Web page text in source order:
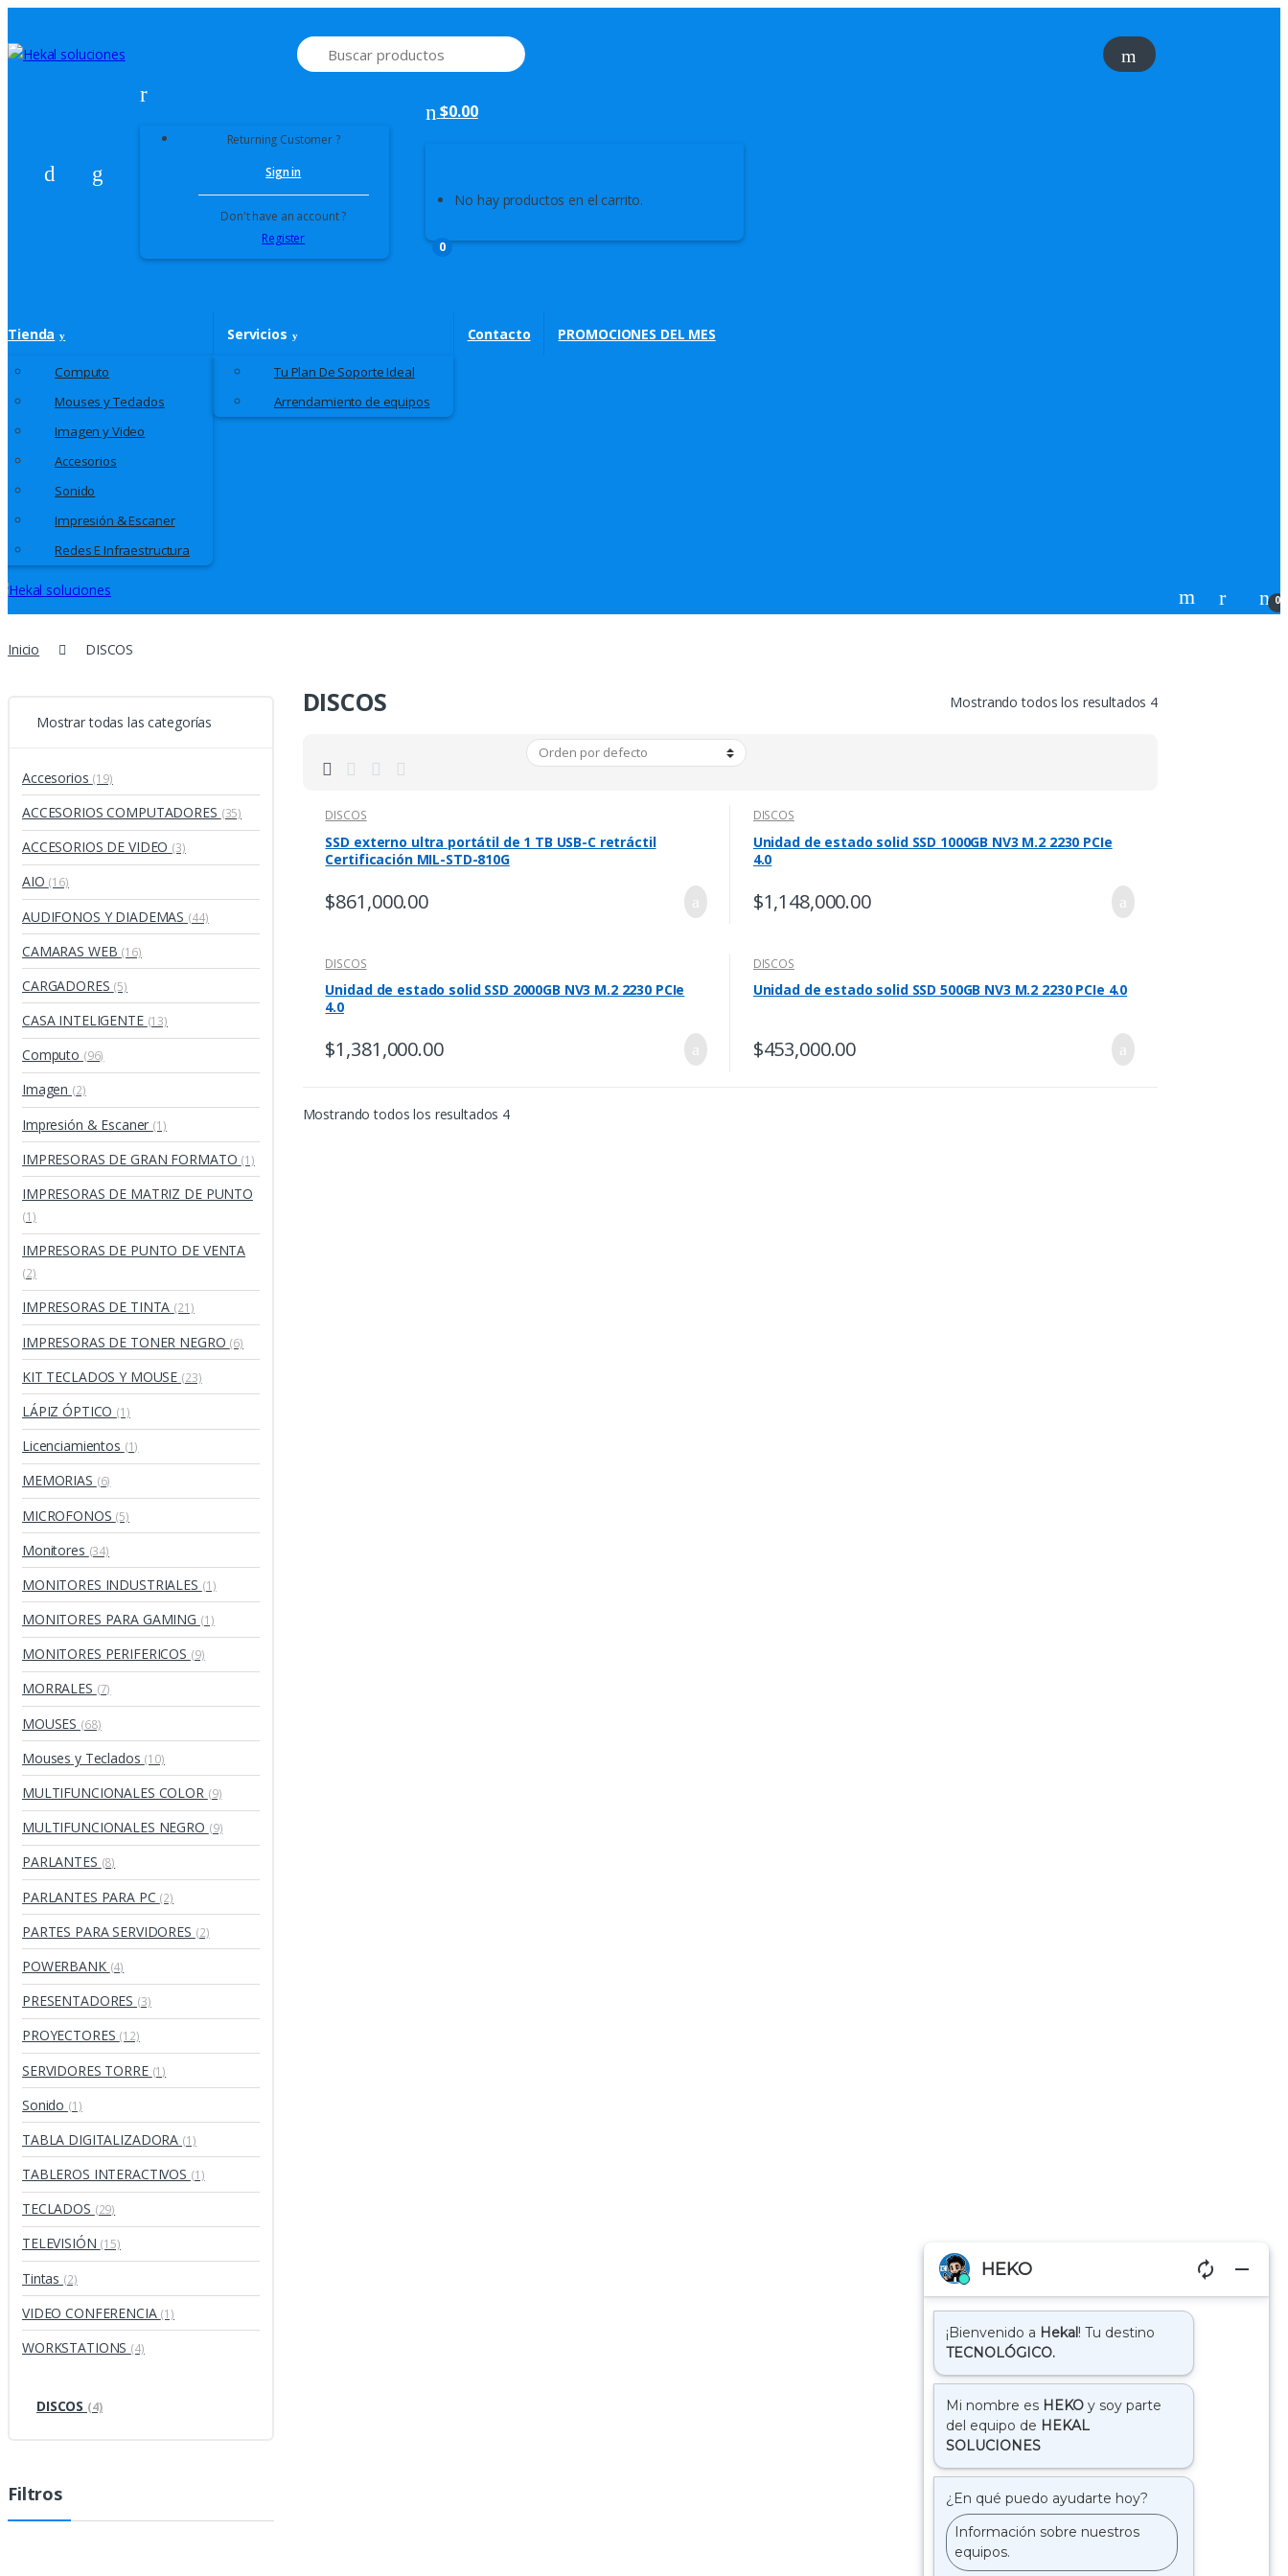
S
e
f
r
:
Returning Customer ?
Sign in
Don't have an account ?
Register
0
$0.00
No hay productos en el carrito.
Tienda
Computo
Mouses y Teclados
Imagen y Video
Accesorios
Sonido
Impresión & Escaner
Redes E Infraestructura
Servicios
Tu Plan De Soporte Ideal
Arrendamiento de equipos
Contacto PROMOCIONES DEL MES
0
Inicio DISCOS
DISCOS Mostrando todos los resultados 4
DISCOS
SSD externo ultra portátil de 1 TB USB-C retráctil
Certificación MIL-STD-810G
$861,000.00
DISCOS
Unidad de estado solid SSD 1000GB NV3 M.2 2230 PCIe
4.0
$1,148,000.00
DISCOS
Unidad de estado solid SSD 2000GB NV3 M.2 2230 PCIe
4.0
$1,381,000.00
DISCOS
Unidad de estado solid SSD 500GB NV3 M.2 2230 PCIe 4.0
$453,000.00
Mostrando todos los resultados 4
Mostrar todas las categorías
Accesorios (19)
ACCESORIOS COMPUTADORES (35)
ACCESORIOS DE VIDEO (3)
AIO (16)
AUDIFONOS Y DIADEMAS (44)
CAMARAS WEB (16)
CARGADORES (5)
CASA INTELIGENTE (13)
Computo (96)
Imagen (2)
Impresión & Escaner (1)
IMPRESORAS DE GRAN FORMATO (1)
IMPRESORAS DE MATRIZ DE PUNTO
(1)
IMPRESORAS DE PUNTO DE VENTA
(2)
IMPRESORAS DE TINTA (21)
IMPRESORAS DE TONER NEGRO (6)
KIT TECLADOS Y MOUSE (23)
LÁPIZ ÓPTICO (1)
Licenciamientos (1)
MEMORIAS (6)
MICROFONOS (5)
Monitores (34)
MONITORES INDUSTRIALES (1)
MONITORES PARA GAMING (1)
MONITORES PERIFERICOS (9)
MORRALES (7)
MOUSES (68)
Mouses y Teclados (10)
MULTIFUNCIONALES COLOR (9)
MULTIFUNCIONALES NEGRO (9)
PARLANTES (8)
PARLANTES PARA PC (2)
PARTES PARA SERVIDORES (2)
POWERBANK (4)
PRESENTADORES (3)
PROYECTORES (12)
SERVIDORES TORRE (1)
Sonido (1)
TABLA DIGITALIZADORA (1)
TABLEROS INTERACTIVOS (1)
TECLADOS (29)
TELEVISIÓN (15)
Tintas (2)
VIDEO CONFERENCIA (1)
WORKSTATIONS (4)
DISCOS (4)
Filtros